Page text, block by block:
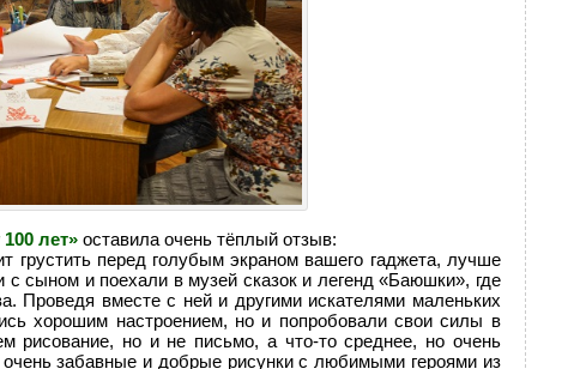
лет»оставила очень тёплый отзыв:
перед голубым экраном вашего гаджета, лучше
сыном и поехали в музей сказок и легенд «Баюшки», где
Проведя вместе с ней и другими искателями маленьких
хорошим настроением, но и попробовали свои силы в
рисование, но и не письмо, а что-то среднее, но очень
забавные и добрые рисунки с любимыми героями из